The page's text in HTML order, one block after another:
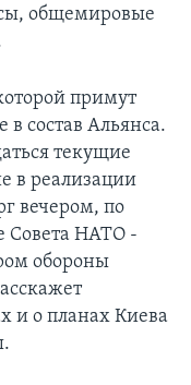
общемировые
примут
в состав Альянса.
текущие
в реализации
вечером, по
Совета НАТО -
обороны
и о планах Киева